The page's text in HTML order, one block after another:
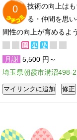
0
技術の向上は
る・仲間を思
間性の向上が育めるよ
月謝 5,500 円～
埼玉県朝霞市溝沼498-2